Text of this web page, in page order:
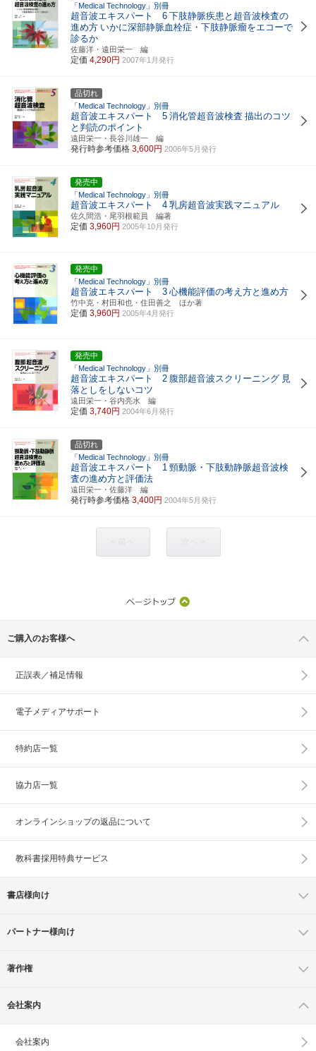
「Medical Technology」別冊
超音波エキスパート 6 下肢静脈疾患と超音波検査の
進め方 いかに深部静脈血栓症・下肢静脈瘤をエコーで
診るか
佐藤洋・遠田栄一 編
定価 4,290円 2007年1月発行
品切れ
「Medical Technology」別冊
超音波エキスパート 5 消化管超音波検査 描出のコツ
と判読のポイント
遠田栄一・長谷川雄一 編
発行時参考価格 3,600円 2006年5月発行
発売中
「Medical Technology」別冊
超音波エキスパート 4 乳房超音波実践マニュアル
佐久間浩・尾羽根範員 編著
定価 3,960円 2005年10月発行
発売中
「Medical Technology」別冊
超音波エキスパート 3 心機能評価の考え方と進め方
竹中克・村田和也・住田善之 ほか著
定価 3,960円 2005年4月発行
発売中
「Medical Technology」別冊
超音波エキスパート 2 腹部超音波スクリーニング 見
落としをしないコツ
遠田栄一・谷内亮水 編
定価 3,740円 2004年6月発行
品切れ
「Medical Technology」別冊
超音波エキスパート 1 頸動脈・下肢動静脈超音波検
査の進め方と評価法
遠田栄一・佐藤洋 編
発行時参考価格 3,400円 2004年5月発行
ご購入のお客様へ
正誤表／補足情報
電子メディアサポート
特約店一覧
協力店一覧
オンラインショップの返品について
教科書採用特典サービス
書店様向け
パートナー様向け
著作権
会社案内
会社案内